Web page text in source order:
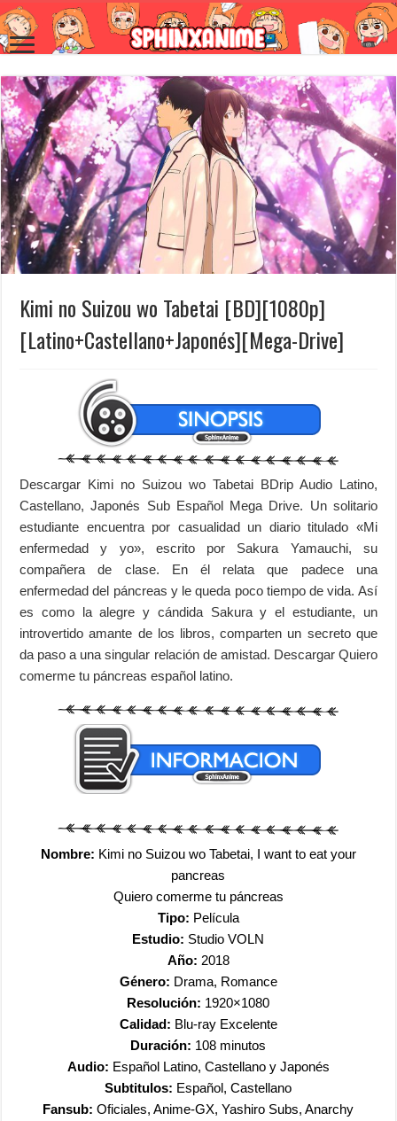
Kimi no Suizou wo Tabetai [BD][1080p]
[Latino+Castellano+Japonés][Mega-Drive]
Descargar Kimi no Suizou wo Tabetai BDrip Audio Latino,
Castellano, Japonés Sub Español Mega Drive. Un solitario
estudiante encuentra por casualidad un diario titulado «Mi
enfermedad y yo», escrito por Sakura Yamauchi, su
compañera de clase. En él relata que padece una
enfermedad del páncreas y le queda poco tiempo de vida. Así
es como la alegre y cándida Sakura y el estudiante, un
introvertido amante de los libros, comparten un secreto que
da paso a una singular relación de amistad. Descargar Quiero
comerme tu páncreas español latino.
Nombre: Kimi no Suizou wo Tabetai, I want to eat your
pancreas
Quiero comerme tu páncreas
Tipo: Película
Estudio: Studio VOLN
Año: 2018
Género: Drama, Romance
Resolución: 1920×1080
Calidad: Blu-ray Excelente
Duración: 108 minutos
Audio: Español Latino, Castellano y Japonés
Subtitulos: Español, Castellano
Fansub: Oficiales, Anime-GX, Yashiro Subs, Anarchy